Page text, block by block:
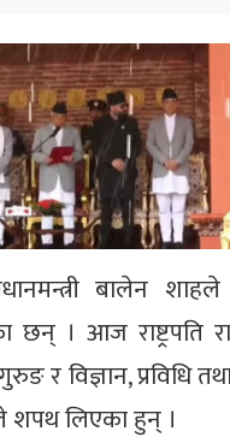
बालेन
छन् । आज राष्ट्रपति
र विज्ञान, प्रविधि तथा
शपथ लिएका हुन् ।